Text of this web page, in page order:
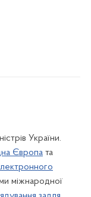
України.
Європа та
міжнародної